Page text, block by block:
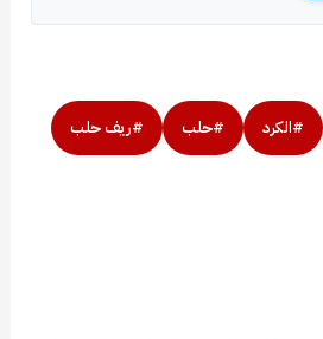
#الكرد #حلب #ريف حلب